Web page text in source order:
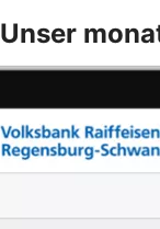
Unser